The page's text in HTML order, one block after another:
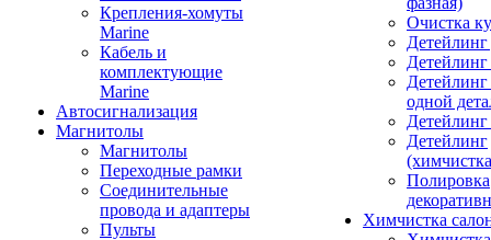
Крепления-хомуты
Marine
Кабель и
комплектующие
Marine
Автосигнализация
Магнитолы
Магнитолы
Переходные рамки
Соединительные
провода и адаптеры
Пульты
Очистка
Детейлинг
одной
Детейлинг
Полировка
Химчистка